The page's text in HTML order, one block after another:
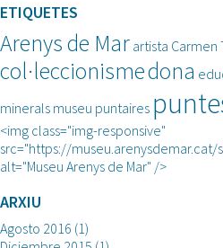
ETIQUETES
Arenys de Mar artista Carmen
col·leccionismedona
minerals museu puntaires
<img class="img-responsive"
src="https://
alt="Museu Arenys de Mar" />
ARXIU
Agosto 2016 (1)